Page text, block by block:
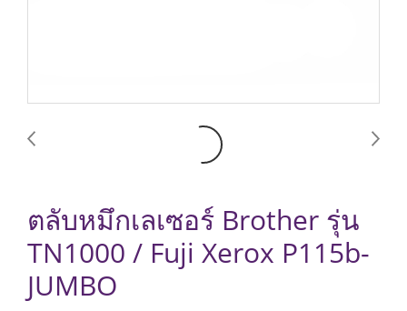
ตลับหมึกเลเซอร์ Brother รุ่น
TN1000 / Fuji Xerox P115b-
JUMBO